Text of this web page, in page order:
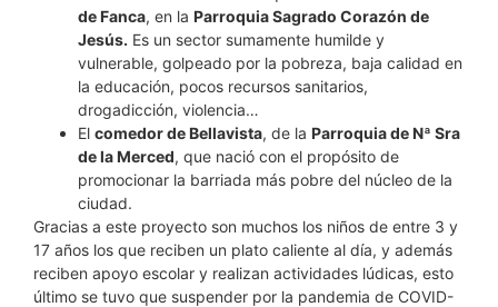
de Fanca, en la Parroquia Sagrado Corazón de
Jesús. Es un sector sumamente humilde y
vulnerable, golpeado por la pobreza, baja calidad en
la educación, pocos recursos sanitarios,
drogadicción, violencia…
El comedor de Bellavista, de la Parroquia de Nª Sra
de la Merced, que nació con el propósito de
promocionar la barriada más pobre del núcleo de la
ciudad.
Gracias a este proyecto son muchos los niños de entre 3 y
17 años los que reciben un plato caliente al día, y además
reciben apoyo escolar y realizan actividades lúdicas, esto
último se tuvo que suspender por la pandemia de COVID-